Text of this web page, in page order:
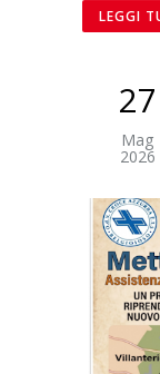
LEGGI
27
Mag
2026